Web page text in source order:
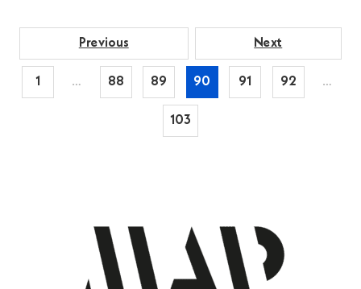
Previous Next
1 … 88 89 90 91 92 …
103